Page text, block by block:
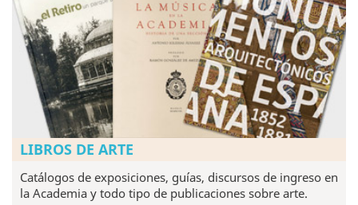
LIBROS DE ARTE
Catálogos de exposiciones, guías, discursos de ingreso en
la Academia y todo tipo de publicaciones sobre arte.